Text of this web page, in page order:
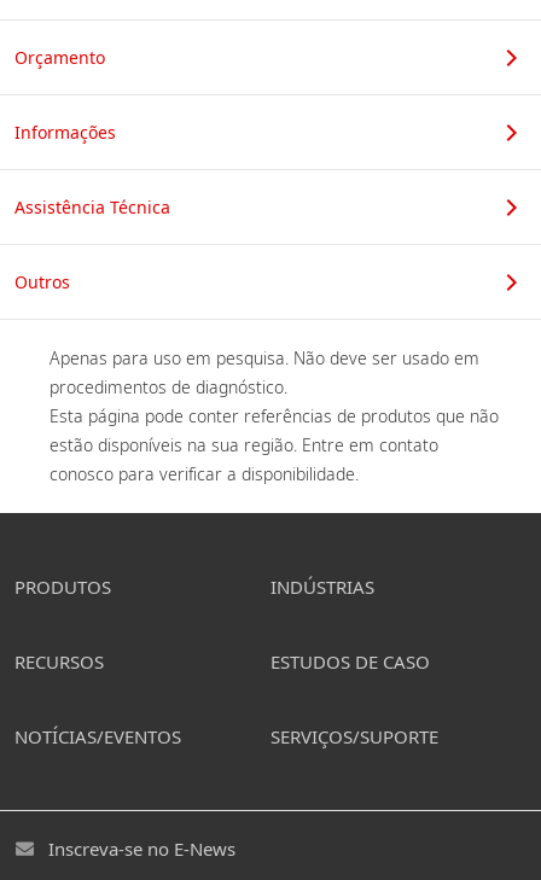
Orçamento
Informações
Assistência Técnica
Outros
Apenas para uso em pesquisa. Não deve ser usado em
procedimentos de diagnóstico.
Esta página pode conter referências de produtos que não
estão disponíveis na sua região. Entre em contato
conosco para verificar a disponibilidade.
PRODUTOS INDÚSTRIAS
RECURSOS ESTUDOS DE CASO
NOTÍCIAS/EVENTOS SERVIÇOS/SUPORTE
Inscreva-se no E-News